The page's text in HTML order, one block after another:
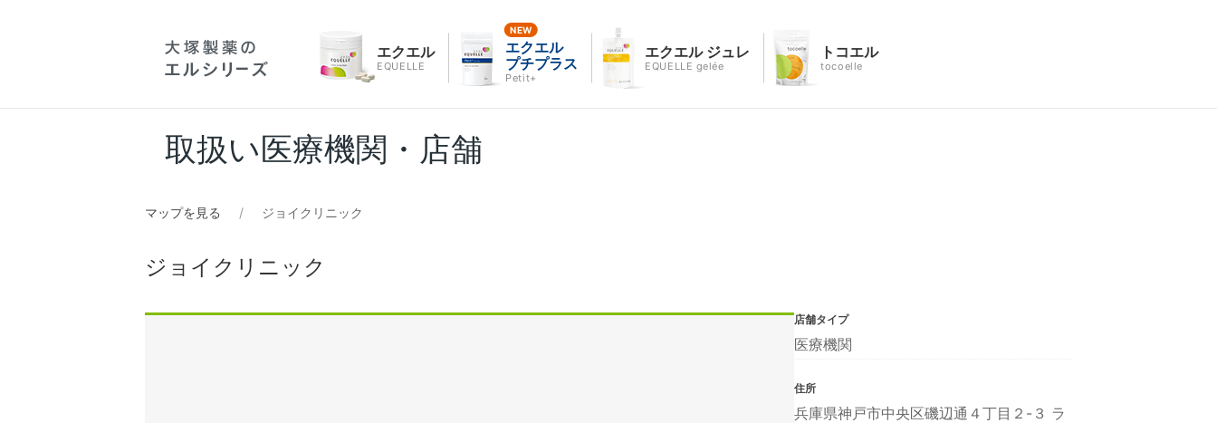
エクエル
EQUELLE
エクエル
プチプラス
Petit+
エクエル ジュレ
EQUELLE gelée
トコエル
tocoelle
取扱い医療機関・店舗
マップを見る ジョイクリニック
ジョイクリニック
店舗タイプ
医療機関
住所
兵庫県神戸市中央区磯辺通４丁目２-３ ラ